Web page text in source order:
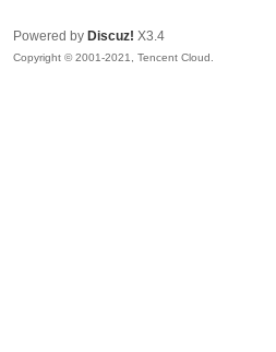
Powered by Discuz! X3.4
Copyright © 2001-2021, Tencent Cloud.